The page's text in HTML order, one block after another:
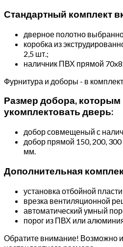
Стандартный комплект
дверное полотно
коробка из
2,5 шт.;
наличник ПВХ прямой
Фурнитура и доборы - в
Размер добора,
укомплектовать дверь:
добор совмещеный с
добор прямой 150, 200,
мм.
Дополнительная
установка отбойной
врезка вентиляционной
автоматический умный
порог из ПВХ или
Обратите внимание! Возможно